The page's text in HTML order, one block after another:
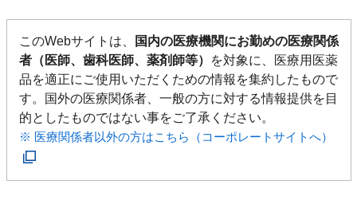
このWebサイトは、
国内の医療機関にお勤めの医療関係
者（医師、歯科医師、薬剤師等）
を対象に、医療用医薬
品を適正にご使用いただくための情報を集約したもので
す。国外の医療関係者、一般の方に対する情報提供を目
的としたものではない事をご了承ください。
※ 医療関係者以外の方はこちら（コーポレートサイトへ）